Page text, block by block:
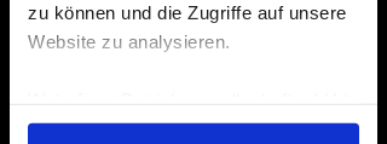
zu können und die Zugriffe auf unsere
Website zu analysieren.
Impressum|Datenschutzerklärung
INNENRAUM